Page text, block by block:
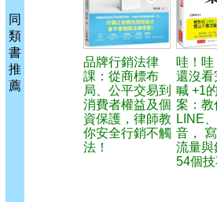
同
類
書
推
薦
品牌行銷法律
課：從商標布
局、公平交易到
消費者權益及個
資保護，律師教
你安全行銷不觸
法！
哇！哇
還沒看
喊 +1
案：教
LINE
音，
流量與
54個